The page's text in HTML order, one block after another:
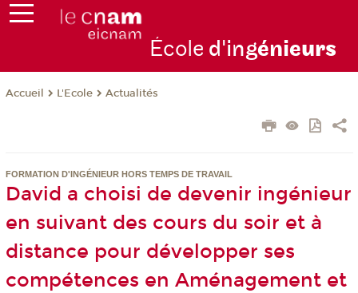
École d'ingénieurs
Accueil L'Ecole Actualités
FORMATION D'INGÉNIEUR HORS TEMPS DE TRAVAIL
David a choisi de devenir ingénieur
en suivant des cours du soir et à
distance pour développer ses
compétences en Aménagement et